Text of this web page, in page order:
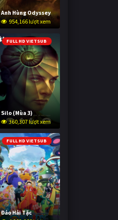
Anh Hùng Odyssey
954,166 lượt xem
FULL HD VIETSUB
Silo (Mùa 3)
360,307 lượt xem
FULL HD VIETSUB
Đảo Hải Tặc